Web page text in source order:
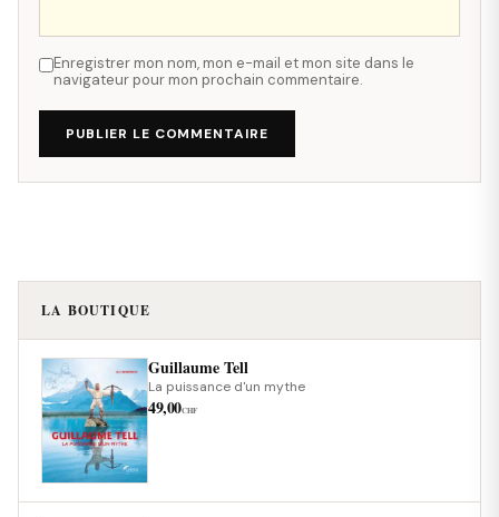
Enregistrer mon nom, mon e-mail et mon site dans le
navigateur pour mon prochain commentaire.
PUBLIER LE COMMENTAIRE
LA BOUTIQUE
Guillaume Tell
La puissance d'un mythe
49,00CHF